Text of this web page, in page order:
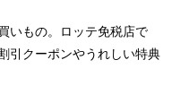
いもの。ロッテ免税店で
引クーポンやうれしい特典